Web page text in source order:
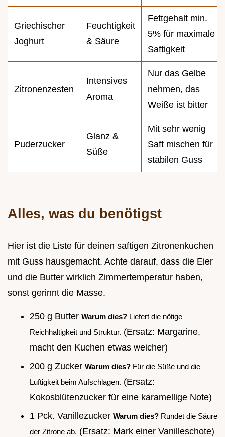
Griechischer
Joghurt
Feuchtigkeit
& Säure
Fettgehalt min.
5% für maximale
Saftigkeit
Zitronenzesten
Intensives
Aroma
Nur das Gelbe
nehmen, das
Weiße ist bitter
Puderzucker
Glanz &
Süße
Mit sehr wenig
Saft mischen für
stabilen Guss
Alles, was du benötigst
Hier ist die Liste für deinen saftigen Zitronenkuchen
mit Guss hausgemacht. Achte darauf, dass die Eier
und die Butter wirklich Zimmertemperatur haben,
sonst gerinnt die Masse.
250 g Butter Warum dies? Liefert die nötige
Reichhaltigkeit und Struktur. (Ersatz: Margarine,
macht den Kuchen etwas weicher)
200 g Zucker Warum dies? Für die Süße und die
Luftigkeit beim Aufschlagen. (Ersatz:
Kokosblütenzucker für eine karamellige Note)
1 Pck. Vanillezucker Warum dies? Rundet die Säure
der Zitrone ab. (Ersatz: Mark einer Vanilleschote)